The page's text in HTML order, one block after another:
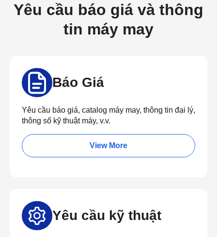
Yêu cầu báo giá và thông
tin máy may
Báo Giá
Yêu cầu báo giá, catalog máy may, thông tin đại lý,
thông số kỹ thuật máy, v.v.
View More
Yêu cầu kỹ thuật